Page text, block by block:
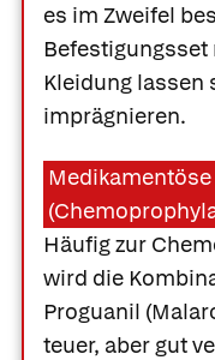
es im Zweifel
Kleidung lassen
imprägnieren.
Häufig zur
wird die
Proguanil (
teuer, aber gut